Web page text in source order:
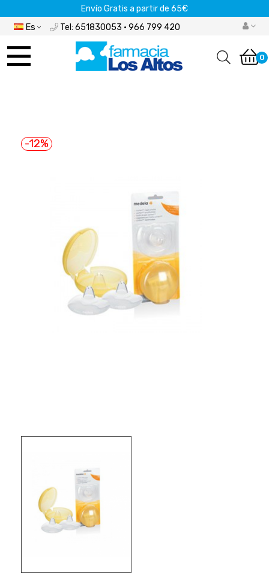
Envío Gratis a partir de 65€
Es Tel: 651830053 · 966 799 420
Navegación 0
-12%